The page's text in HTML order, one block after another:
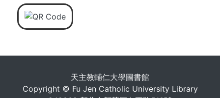
天主教輔仁大學圖書館
Copyright © Fu Jen Catholic University Library